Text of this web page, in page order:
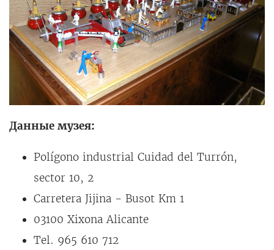
Данные музея:
Polígono industrial Cuidad del Turrón,
sector 10, 2
Carretera Jijina - Busot Km 1
03100 Xixona Alicante
Tel. 965 610 712